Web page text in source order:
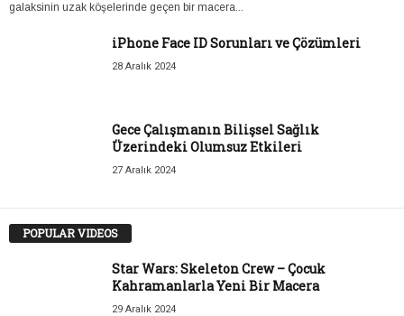
galaksinin uzak köşelerinde geçen bir macera...
iPhone Face ID Sorunları ve Çözümleri
28 Aralık 2024
Gece Çalışmanın Bilişsel Sağlık
Üzerindeki Olumsuz Etkileri
27 Aralık 2024
POPULAR VIDEOS
Star Wars: Skeleton Crew – Çocuk
Kahramanlarla Yeni Bir Macera
29 Aralık 2024